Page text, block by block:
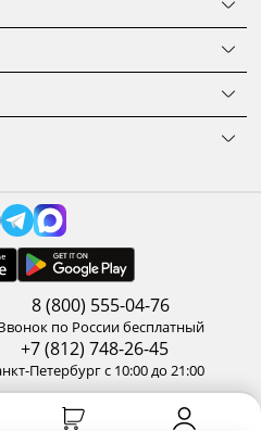
у вас под рукой
на iOS
Android
возврата товара
8 (800) 555-04-76
по России бесплатный
+7 (812) 748-26-45
Петербург с 10:00 до 21:00